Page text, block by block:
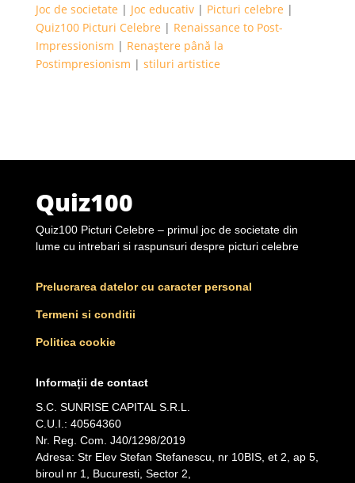
Joc de societate | Joc educativ| Picturi celebre |
Quiz100 Picturi Celebre | Renaissance to Post-
Impressionism | Renaștere până la
Postimpresionism | stiluri artistice
Quiz100
Quiz100 Picturi Celebre – primul joc de societate din
lume cu intrebari si raspunsuri despre picturi celebre
Prelucrarea datelor cu caracter personal
Termeni si conditii
Politica cookie
Informații de contact
S.C. SUNRISE CAPITAL S.R.L.
C.U.I.: 40564360
Nr. Reg. Com. J40/1298/2019
Adresa: Str Elev Stefan Stefanescu, nr 10BIS, et 2, ap 5,
biroul nr 1, Bucuresti, Sector 2,